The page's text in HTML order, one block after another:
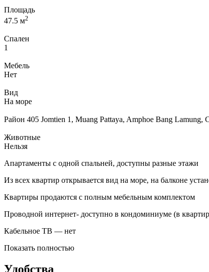
Площадь
47.5 м2
Спален
1
Мебель
Нет
Вид
На море
Район 405 Jomtien 1, Muang Pattaya, Amphoe Bang Lamung,
Животные
Нельзя
Апартаменты с одной спальней, доступны разные этажи
Из всех квартир открывается вид на море, на балконе
Квартиры продаются с полным мебельным комплектом
Проводной интернет- доступно в кондоминиуме (в
Кабельное ТВ — нет
Показать полностью
Удобства